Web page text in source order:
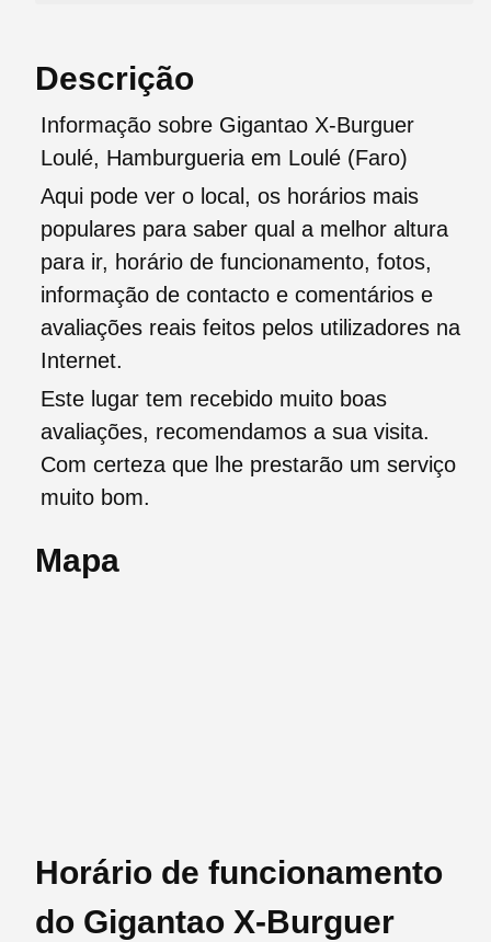
Descrição
Informação sobre Gigantao X-Burguer
Loulé, Hamburgueria em Loulé (Faro)
Aqui pode ver o local, os horários mais
populares para saber qual a melhor altura
para ir, horário de funcionamento, fotos,
informação de contacto e comentários e
avaliações reais feitos pelos utilizadores na
Internet.
Este lugar tem recebido muito boas
avaliações, recomendamos a sua visita.
Com certeza que lhe prestarão um serviço
muito bom.
Mapa
Horário de funcionamento
do Gigantao X-Burguer